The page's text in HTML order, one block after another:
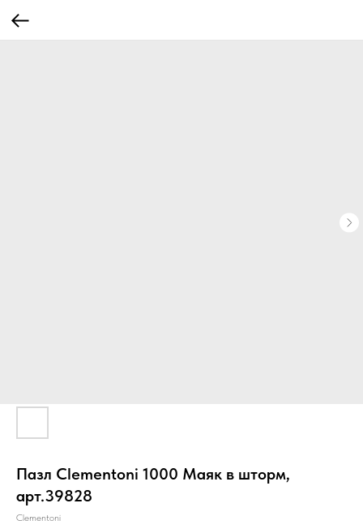
Пазл Clementoni 1000 Маяк в шторм,
арт.39828
Clementoni